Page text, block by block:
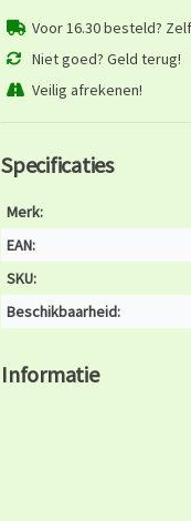
Voor 16.30 besteld?
Niet goed? Geld terug!
Veilig afrekenen!
Specificaties
Merk:
EAN:
SKU:
Beschikbaarheid:
Informatie